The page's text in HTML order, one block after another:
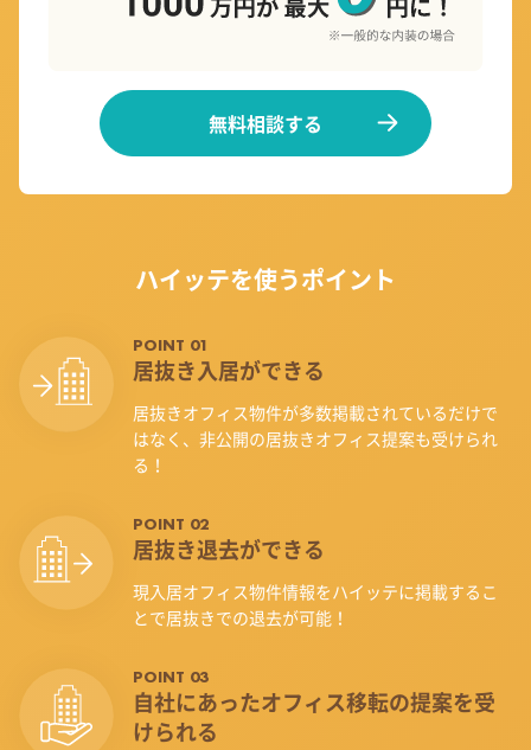
無料相談する
ハイッテを使うポイント
POINT 01
居抜き入居ができる
居抜きオフィス物件が多数掲載されているだけで
はなく、非公開の居抜きオフィス提案も受けられ
る！
POINT 02
居抜き退去ができる
現入居オフィス物件情報をハイッテに掲載するこ
とで居抜きでの退去が可能！
POINT 03
自社にあったオフィス移転の提案を受
けられる